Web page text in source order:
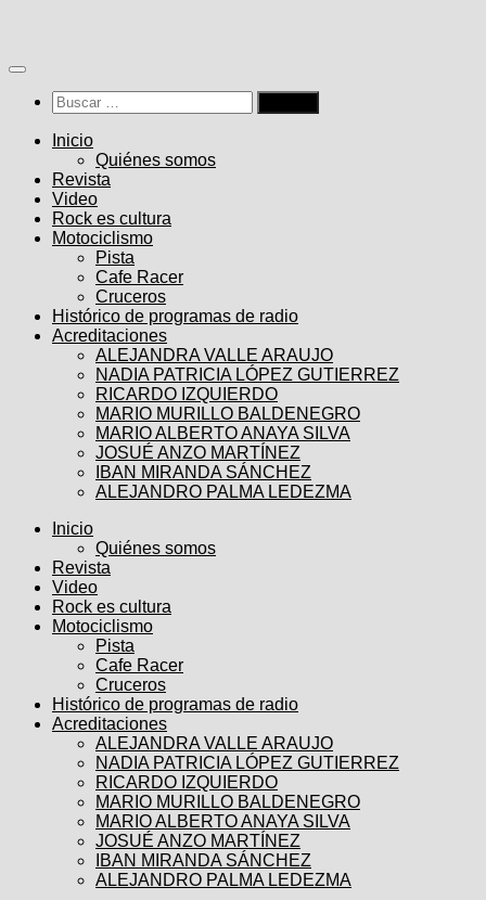
contenido
Buscar:
Inicio
Quiénes somos
Revista
Video
Rock es cultura
Motociclismo
Pista
Cafe Racer
Cruceros
Histórico de programas de radio
Acreditaciones
ALEJANDRA VALLE ARAUJO
NADIA PATRICIA LÓPEZ GUTIERREZ
RICARDO IZQUIERDO
MARIO MURILLO BALDENEGRO
MARIO ALBERTO ANAYA SILVA
JOSUÉ ANZO MARTÍNEZ
IBAN MIRANDA SÁNCHEZ
ALEJANDRO PALMA LEDEZMA
Inicio
Quiénes somos
Revista
Video
Rock es cultura
Motociclismo
Pista
Cafe Racer
Cruceros
Histórico de programas de radio
Acreditaciones
ALEJANDRA VALLE ARAUJO
NADIA PATRICIA LÓPEZ GUTIERREZ
RICARDO IZQUIERDO
MARIO MURILLO BALDENEGRO
MARIO ALBERTO ANAYA SILVA
JOSUÉ ANZO MARTÍNEZ
IBAN MIRANDA SÁNCHEZ
ALEJANDRO PALMA LEDEZMA